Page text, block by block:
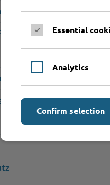
(Hauptseite)
Sorgeregister
Eignungsprüfung
verzichten und in die
Führerschein
Essential
Analytics
Confirm selection